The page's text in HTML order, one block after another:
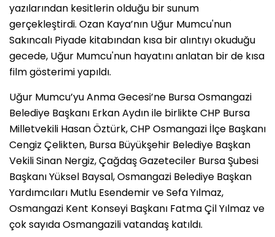
yazılarından kesitlerin olduğu bir sunum
gerçekleştirdi. Ozan Kaya’nın Uğur Mumcu'nun
Sakıncalı Piyade kitabından kısa bir alıntıyı okuduğu
gecede, Uğur Mumcu'nun hayatını anlatan bir de kısa
film gösterimi yapıldı.
Uğur Mumcu’yu Anma Gecesi’ne Bursa Osmangazi
Belediye Başkanı Erkan Aydın ile birlikte CHP Bursa
Milletvekili Hasan Öztürk, CHP Osmangazi İlçe Başkanı
Cengiz Çelikten, Bursa Büyükşehir Belediye Başkan
Vekili Sinan Nergiz, Çağdaş Gazeteciler Bursa Şubesi
Başkanı Yüksel Baysal, Osmangazi Belediye Başkan
Yardımcıları Mutlu Esendemir ve Sefa Yılmaz,
Osmangazi Kent Konseyi Başkanı Fatma Çil Yılmaz ve
çok sayıda Osmangazili vatandaş katıldı.